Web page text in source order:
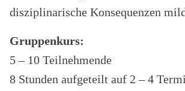
disziplinarische Konsequenzen
Gruppenkurs:
5 – 10 Teilnehmende
8 Stunden aufgeteilt auf 2 – 4